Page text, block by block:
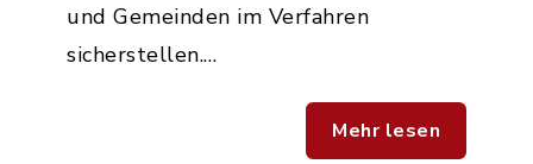
und Gemeinden im Verfahren
sicherstellen.…
Mehr lesen